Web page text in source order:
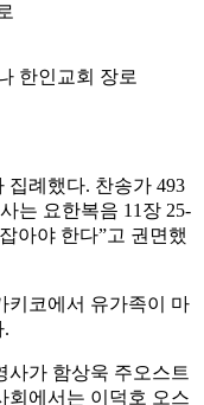
한인교회 장로
집례했다. 찬송가 493
는 요한복음 11장 25-
아야 한다”고 권면했
키코에서 유가족이 마
.
사가 함상욱 주오스트
회에서는 이덕호 오스